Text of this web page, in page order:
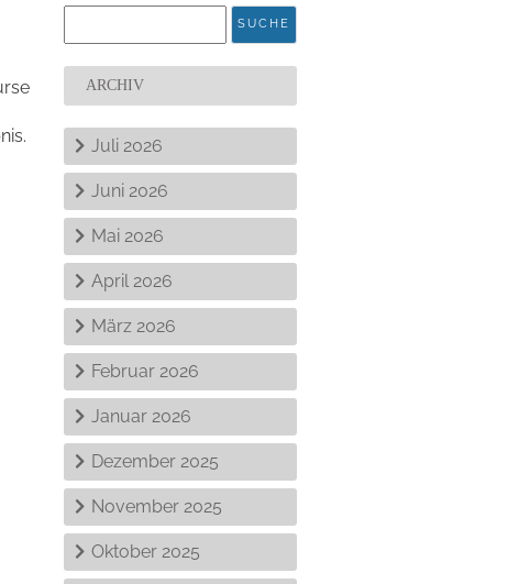
ARCHIV
Juli 2026
Juni 2026
Mai 2026
April 2026
März 2026
Februar 2026
Januar 2026
Dezember 2025
November 2025
Oktober 2025